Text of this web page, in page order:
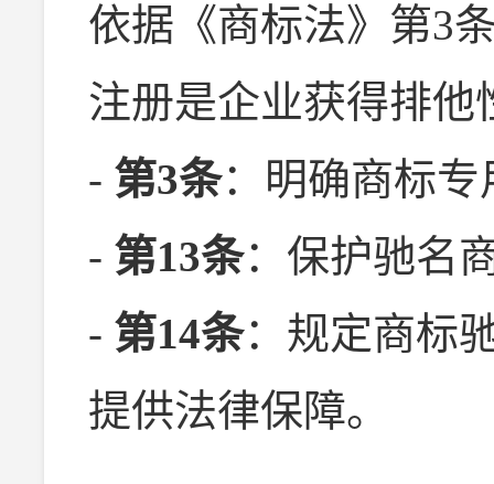
依据《商标法》第3
注册是企业获得排
- 第3条：明确商标
- 第13条：保护驰名
- 第14条：规定商标
提供法律保障。